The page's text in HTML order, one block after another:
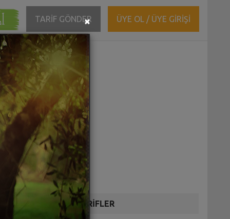
TARİF GÖNDER ÜYE OL / ÜYE GİRİŞİ
DİĞER TARİFLER
×Close